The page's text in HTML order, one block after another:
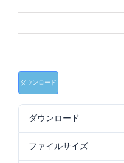
ダウンロード
ダウンロード
ファイルサイズ